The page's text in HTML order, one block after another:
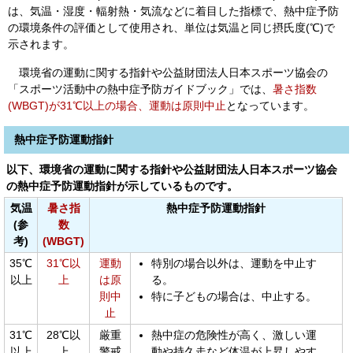
は、気温・湿度・輻射熱・気流などに着目した指標で、熱中症予防
の環境条件の評価として使用され、単位は気温と同じ摂氏度(℃)で
示されます。
環境省の運動に関する指針や公益財団法人日本スポーツ協会の
「スポーツ活動中の熱中症予防ガイドブック」では、 暑さ指数
(WBGT)が31℃以上の場合、運動は原則中止 となっています。
熱中症予防運動指針
以下、環境省の運動に関する指針や公益財団法人日本スポーツ協会
の熱中症予防運動指針が示しているものです。
気温
(参
考)
暑さ指
数
(WBGT)
熱中症予防運動指針
35℃
以上
31℃以
上
運動
は原
則中
止
特別の場合以外は、運動を中止す
る。
特に子どもの場合は、中止する。
31℃
28℃以
厳重
熱中症の危険性が高く、激しい運